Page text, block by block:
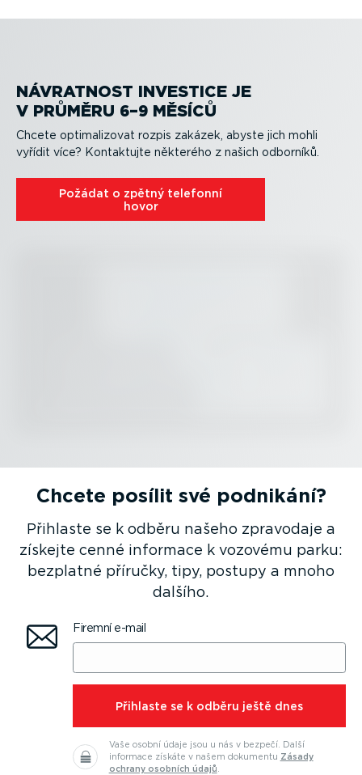
pomáhají snížit náklady i emise uhlíku.
NÁVRATNOST INVESTICE JE
V PRŮMĚRU 6–9 MĚSÍCŮ
Chcete optima­li­zovat rozpis zakázek, abyste jich mohli
vyřídit více? Kontaktujte některého z našich odborníků.
Požádat o zpětný telefonní
hovor
Chcete posílit své podnikání?
Přihlaste se k odběru našeho zpravodaje a
získejte cenné informace k vozovému parku:
bezplatné příručky, tipy, postupy a mnoho
dalšího.
Firemní e-mail
⁠Přihlaste se k odběru ještě dnes
Vaše osobní údaje jsou u nás v bezpečí. Další
informace získáte v našem dokumentu Zásady
ochrany osobních údajů.